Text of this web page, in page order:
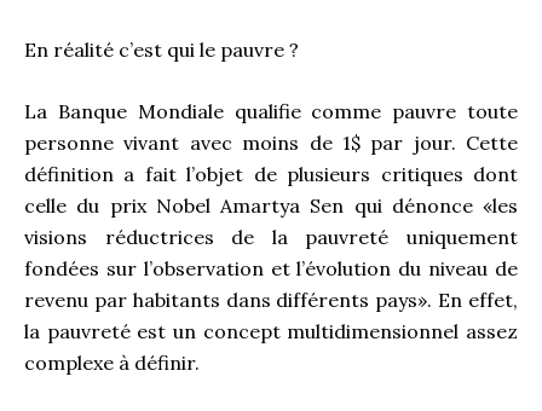
En réalité c’est qui le pauvre ?
La Banque Mondiale qualifie comme pauvre toute
personne vivant avec moins de 1$ par jour. Cette
définition a fait l’objet de plusieurs critiques dont
celle du prix Nobel Amartya Sen qui dénonce «les
visions réductrices de la pauvreté uniquement
fondées sur l’observation et l’évolution du niveau de
revenu par habitants dans différents pays». En effet,
la pauvreté est un concept multidimensionnel assez
complexe à définir.